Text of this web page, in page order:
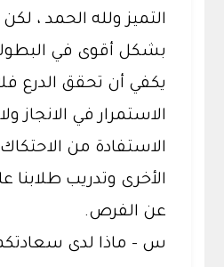
التميز ولله الحمد ،
بشكل أقوى في
يكفي أن تحقق الدرع
الاستمرار في الانجاز
الاستفادة من
الأخرى وتدريب طلابنا
عن الفرص.
س - ماذا لدى